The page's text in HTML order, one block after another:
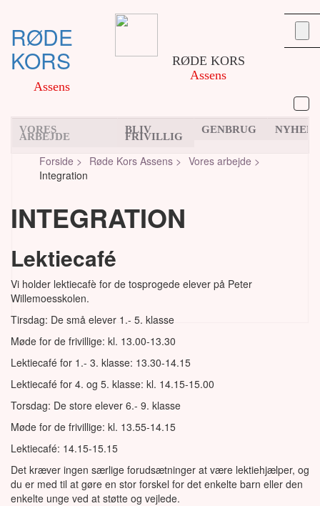
RØDE
KORS
Assens
RØDE KORS
Assens
VORES
ARBEJDE
Fællesskaber
Integration
Besøgsvenner/skubbere
Vågetjenesten
Førstehjælp
BLIV
FRIVILLIG
GENBRUG
Forside > Røde Kors Assens > Vores arbejde >
Integration
INTEGRATION
Lektiecafé
Vi holder lektiecafè for de tosprogede elever på Peter
Willemoesskolen.
Tirsdag: De små elever 1.- 5. klasse
Møde for de frivillige: kl. 13.00-13.30
Lektiecafé for 1.- 3. klasse: 13.30-14.15
Lektiecafé for 4. og 5. klasse: kl. 14.15-15.00
Torsdag: De store elever 6.- 9. klasse
Møde for de frivillige: kl. 13.55-14.15
Lektiecafé: 14.15-15.15
Det kræver ingen særlige forudsætninger at være lektiehjælper, og
du er med til at gøre en stor forskel for det enkelte barn eller den
enkelte unge ved at støtte og vejlede.